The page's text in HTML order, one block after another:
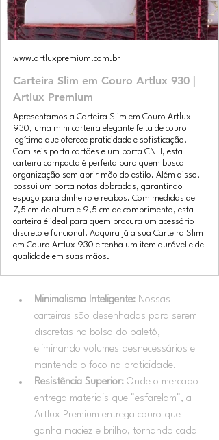
www.artluxpremium.com.br
Carteira Slim em Couro Artlux 930 |
Artlux Premium
Apresentamos a Carteira Slim em Couro Artlux
930, uma mini carteira elegante feita de couro
legítimo que oferece praticidade e sofisticação.
Com seis porta cartões e um porta CNH, esta
carteira compacta é perfeita para quem busca
organização sem abrir mão do estilo. Além disso,
possui um porta notas dobradas, garantindo
espaço para dinheiro e recibos. Com medidas de
7,5 cm de altura e 9,5 cm de comprimento, esta
carteira é ideal para quem procura um acessório
discreto e funcional. Adquira já a sua Carteira Slim
em Couro Artlux 930 e tenha um item durável e de
qualidade em suas mãos.
Minimalismo Inteligente: Nossas
carteiras são desenhadas para serem
discretas no bolso do paletó,
eliminando volumes desnecessários e
mantendo o foco na praticidade.
Resistência Superior: Onde o mercado
entrega materiais que "esfarelam", a
Artlux Premium entrega couro que
ganha maciez e brilho, tornando cada